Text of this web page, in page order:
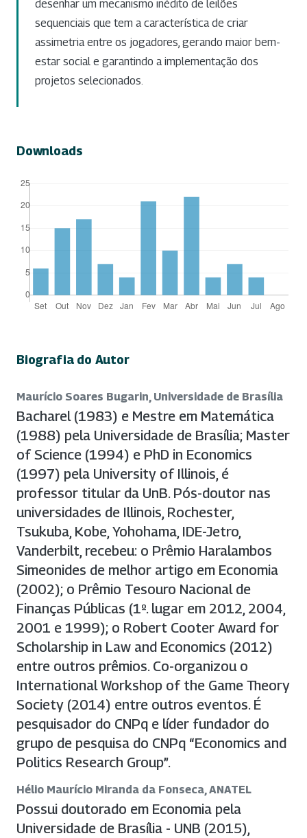
desenhar um mecanismo inédito de leilões
sequenciais que tem a característica de criar
assimetria entre os jogadores, gerando maior bem-
estar social e garantindo a implementação dos
projetos selecionados.
Downloads
Biografia do Autor
Maurício Soares Bugarin, Universidade de Brasília
Bacharel (1983) e Mestre em Matemática
(1988) pela Universidade de Brasília; Master
of Science (1994) e PhD in Economics
(1997) pela University of Illinois, é
professor titular da UnB. Pós-doutor nas
universidades de Illinois, Rochester,
Tsukuba, Kobe, Yohohama, IDE-Jetro,
Vanderbilt, recebeu: o Prêmio Haralambos
Simeonides de melhor artigo em Economia
(2002); o Prêmio Tesouro Nacional de
Finanças Públicas (1º. lugar em 2012, 2004,
2001 e 1999); o Robert Cooter Award for
Scholarship in Law and Economics (2012)
entre outros prêmios. Co-organizou o
International Workshop of the Game Theory
Society (2014) entre outros eventos. É
pesquisador do CNPq e líder fundador do
grupo de pesquisa do CNPq “Economics and
Politics Research Group”.
Hélio Maurício Miranda da Fonseca, ANATEL
Possui doutorado em Economia pela
Universidade de Brasília - UNB (2015),